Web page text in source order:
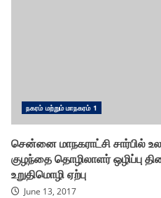
ந௧ரம் மற்றும் மாந௧ரம் 1
சென்னை மாநகராட்சி சார்பில்
குழந்தை தொழிலாளர் ஒழிப்பு
உறுதிமொழி ஏற்பு
June 13, 2017